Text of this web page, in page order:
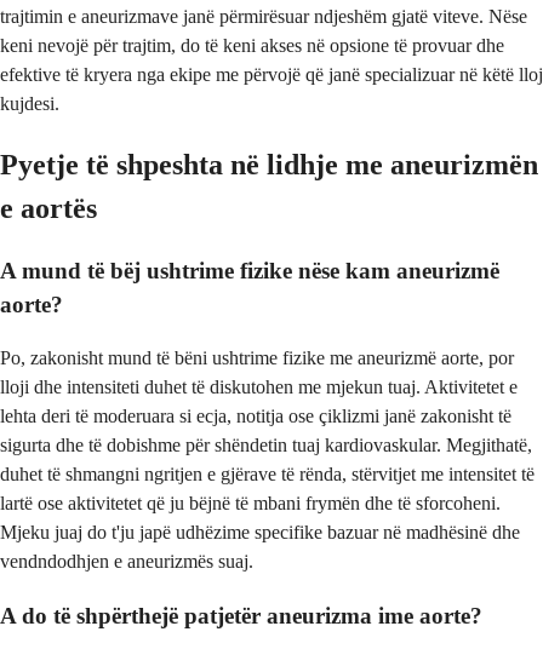
trajtimin e aneurizmave janë përmirësuar ndjeshëm gjatë viteve. Nëse
keni nevojë për trajtim, do të keni akses në opsione të provuar dhe
efektive të kryera nga ekipe me përvojë që janë specializuar në këtë lloj
kujdesi.
Pyetje të shpeshta në lidhje me aneurizmën
e aortës
A mund të bëj ushtrime fizike nëse kam aneurizmë
aorte?
Po, zakonisht mund të bëni ushtrime fizike me aneurizmë aorte, por
lloji dhe intensiteti duhet të diskutohen me mjekun tuaj. Aktivitetet e
lehta deri të moderuara si ecja, notitja ose çiklizmi janë zakonisht të
sigurta dhe të dobishme për shëndetin tuaj kardiovaskular. Megjithatë,
duhet të shmangni ngritjen e gjërave të rënda, stërvitjet me intensitet të
lartë ose aktivitetet që ju bëjnë të mbani frymën dhe të sforcoheni.
Mjeku juaj do t'ju japë udhëzime specifike bazuar në madhësinë dhe
vendndodhjen e aneurizmës suaj.
A do të shpërthejë patjetër aneurizma ime aorte?